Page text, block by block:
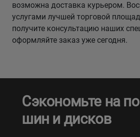
возможна доставка курьером.
услугами лучшей торговой
получите консультацию наших
оформляйте заказ уже сегодня.
Сэкономьте на
шин и дисков